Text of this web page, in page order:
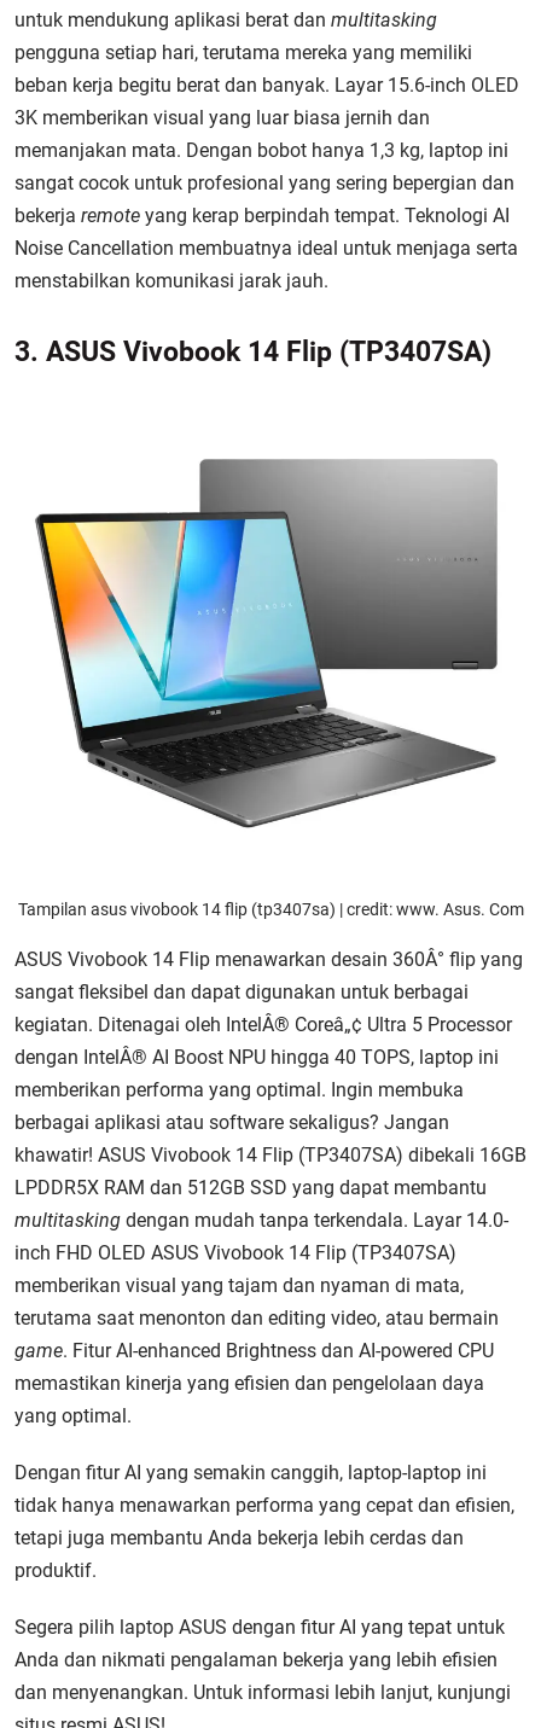
untuk mendukung aplikasi berat dan multitasking
pengguna setiap hari, terutama mereka yang memiliki
beban kerja begitu berat dan banyak. Layar 15.6-inch OLED
3K memberikan visual yang luar biasa jernih dan
memanjakan mata. Dengan bobot hanya 1,3 kg, laptop ini
sangat cocok untuk profesional yang sering bepergian dan
bekerja remote yang kerap berpindah tempat. Teknologi AI
Noise Cancellation membuatnya ideal untuk menjaga serta
menstabilkan komunikasi jarak jauh.
3. ASUS Vivobook 14 Flip (TP3407SA)
Tampilan asus vivobook 14 flip (tp3407sa) | credit: www. Asus. Com
ASUS Vivobook 14 Flip menawarkan desain 360Â° flip yang
sangat fleksibel dan dapat digunakan untuk berbagai
kegiatan. Ditenagai oleh IntelÂ® Coreâ„¢ Ultra 5 Processor
dengan IntelÂ® AI Boost NPU hingga 40 TOPS, laptop ini
memberikan performa yang optimal. Ingin membuka
berbagai aplikasi atau software sekaligus? Jangan
khawatir! ASUS Vivobook 14 Flip (TP3407SA) dibekali 16GB
LPDDR5X RAM dan 512GB SSD yang dapat membantu
multitasking dengan mudah tanpa terkendala. Layar 14.0-
inch FHD OLED ASUS Vivobook 14 Flip (TP3407SA)
memberikan visual yang tajam dan nyaman di mata,
terutama saat menonton dan editing video, atau bermain
game. Fitur AI-enhanced Brightness dan AI-powered CPU
memastikan kinerja yang efisien dan pengelolaan daya
yang optimal.
Dengan fitur AI yang semakin canggih, laptop-laptop ini
tidak hanya menawarkan performa yang cepat dan efisien,
tetapi juga membantu Anda bekerja lebih cerdas dan
produktif.
Segera pilih laptop ASUS dengan fitur AI yang tepat untuk
Anda dan nikmati pengalaman bekerja yang lebih efisien
dan menyenangkan. Untuk informasi lebih lanjut, kunjungi